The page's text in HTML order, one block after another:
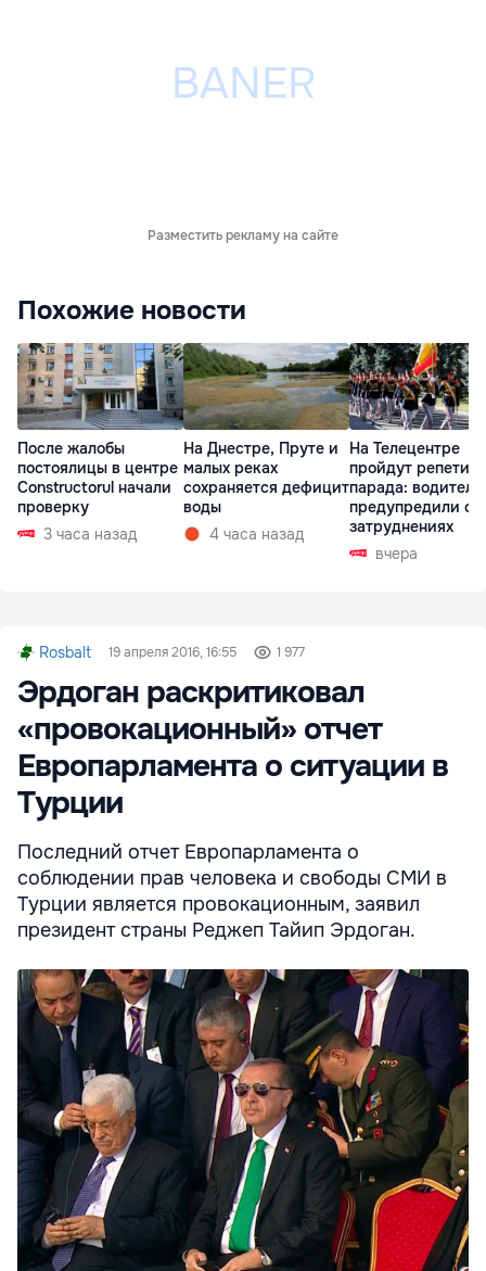
Разместить рекламу на сайте
Похожие новости
После жалобы
постоялицы в центре
Constructorul начали
проверку
3 часа назад
На Днестре, Пруте и
малых реках
сохраняется дефицит
воды
4 часа назад
На Телецентре
пройдут
парада:
предупредили о
затруднениях
вчера
Rosbalt 19 апреля 2016, 16:55 1 977
Эрдоган раскритиковал
«провокационный» отчет
Европарламента о ситуации в
Турции
Последний отчет Европарламента о
соблюдении прав человека и свободы СМИ в
Турции является провокационным, заявил
президент страны Реджеп Тайип Эрдоган.